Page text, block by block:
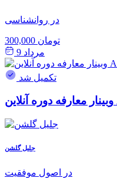
در روانشناسی
300,000 تومان
مرداد 9
تکمیل شد
جلیل گلشن
در اصول موفقیت